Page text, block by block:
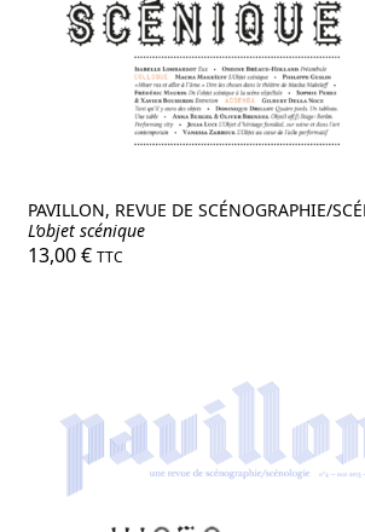
PAVILLON, REVUE DE SCÉNOGRAPHIE/
L’objet scénique
13,00€ TTC